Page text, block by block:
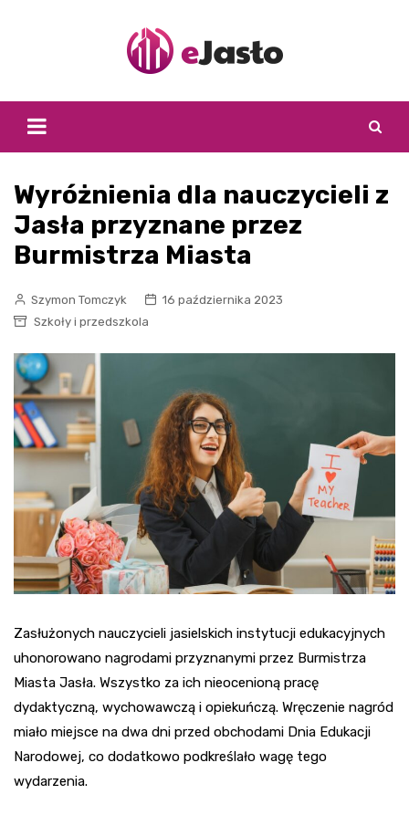
Wyróżnienia dla nauczycieli z
Jasła przyznane przez
Burmistrza Miasta
Szymon Tomczyk
16 października 2023
Szkoły i przedszkola
Zasłużonych nauczycieli jasielskich instytucji edukacyjnych
uhonorowano nagrodami przyznanymi przez Burmistrza
Miasta Jasła. Wszystko za ich nieocenioną pracę
dydaktyczną, wychowawczą i opiekuńczą. Wręczenie nagród
miało miejsce na dwa dni przed obchodami Dnia Edukacji
Narodowej, co dodatkowo podkreślało wagę tego
wydarzenia.